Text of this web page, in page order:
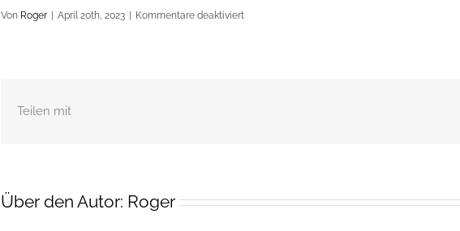
Von Roger April 20th, 2023 Kommentare deaktiviertfür
Teilen mit
Über den Autor: Roger